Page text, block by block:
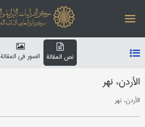
نص المقالة الصور في المقالة
الأردن، نهر
الأردن، نهر